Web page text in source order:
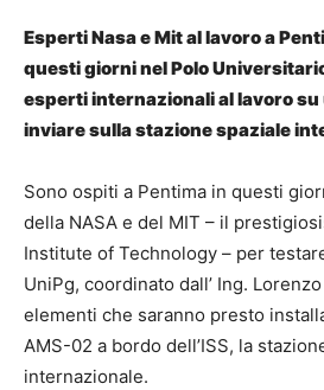
Esperti Nasa e Mit al lavoro a
questi giorni nel Polo
esperti internazionali al lavoro
inviare sulla stazione spaziale
Sono ospiti a Pentima in questi
della NASA e del MIT – il
Institute of Technology – per
UniPg, coordinato dall’ Ing.
elementi che saranno presto
AMS-02 a bordo dell’ISS, la
internazionale.